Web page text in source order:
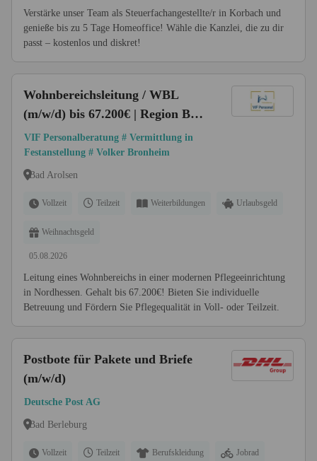
Verstärke unser Team als Steuerfachangestellte/r in Korbach und
genieße bis zu 5 Tage Homeoffice! Wähle die Kanzlei, die zu dir
passt – kostenlos und diskret!
Wohnbereichsleitung / WBL
(m/w/d) bis 67.200€ | Region Bad
Arolsen / Nordhessen | stationäre
Pflege
VIF Personalberatung # Vermittlung in
Festanstellung # Volker Bronheim
Bad Arolsen
Vollzeit Teilzeit Weiterbildungen Urlaubsgeld
Weihnachtsgeld
05.08.2026
Leitung eines Wohnbereichs in einer modernen Pflegeeinrichtung
in Nordhessen. Gehalt bis 67.200€! Bieten Sie individuelle
Betreuung und Fördern Sie Pflegequalität in Voll- oder Teilzeit.
Postbote für Pakete und Briefe
(m/w/d)
Deutsche Post AG
Bad Berleburg
Vollzeit Teilzeit Berufskleidung Jobrad